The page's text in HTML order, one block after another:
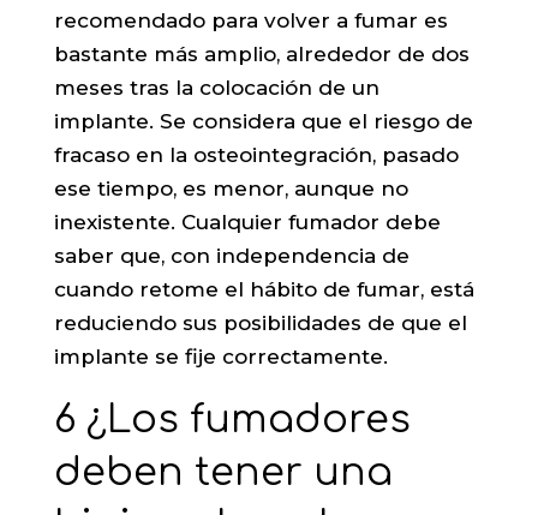
recomendado para volver a fumar es
bastante más amplio, alrededor de dos
meses tras la colocación de un
implante. Se considera que el riesgo de
fracaso en la osteointegración, pasado
ese tiempo, es menor, aunque no
inexistente. Cualquier fumador debe
saber que, con independencia de
cuando retome el hábito de fumar, está
reduciendo sus posibilidades de que el
implante se fije correctamente.
6 ¿Los fumadores
deben tener una